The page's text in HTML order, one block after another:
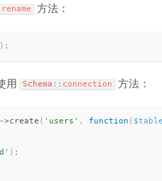
rename 方法：
) ;
用 Schema :: connection 方法：
->create ( 'users' , function ( $table
) ;